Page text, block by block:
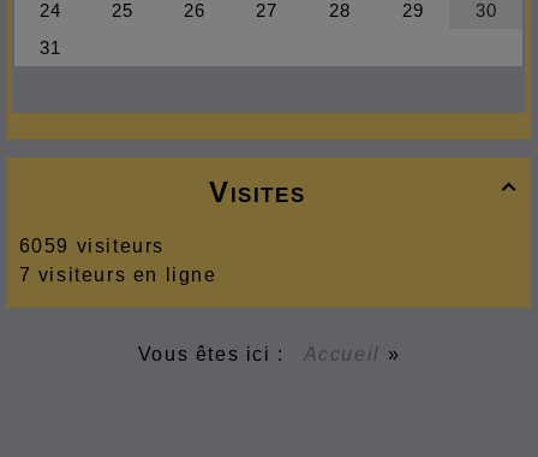

Visites
6059 visiteurs
7 visiteurs en ligne
Vous êtes ici : Accueil »